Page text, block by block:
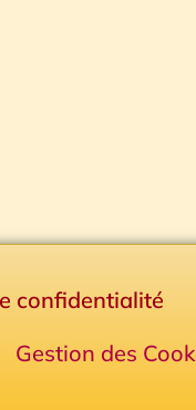
confidentialité
Gestion des